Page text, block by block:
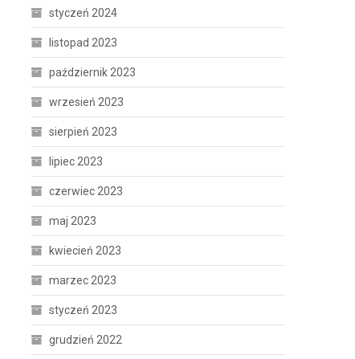
styczeń 2024
listopad 2023
październik 2023
wrzesień 2023
sierpień 2023
lipiec 2023
czerwiec 2023
maj 2023
kwiecień 2023
marzec 2023
styczeń 2023
grudzień 2022